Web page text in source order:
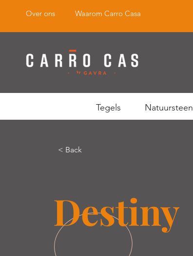
Over ons Waarom Carro Casa
Tegels Natuursteen
< Back
Destiny